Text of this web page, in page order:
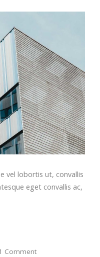
vel lobortis ut, convallis
eget convallis ac,
Comment